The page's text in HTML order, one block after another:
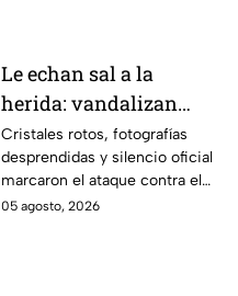
Le echan sal a la
herida: vandalizan
memorial de
desaparecidos en
Veracruz en medio de
crisis
Cristales rotos, fotografías
desprendidas y silencio oficial
marcaron el ataque contra el
memorial de desaparecidos,
05 agosto, 2026